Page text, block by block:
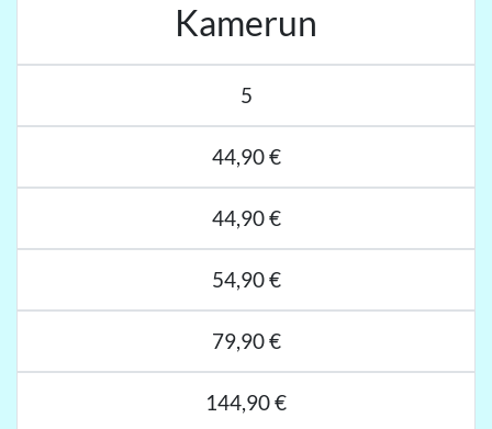
Kamerun
5
44,90 €
44,90 €
54,90 €
79,90 €
144,90 €